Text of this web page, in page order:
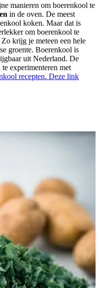
manieren om boerenkool te
in de oven. De meest
koken. Maar dat is
om boerenkool te
krijg je meteen een hele
groente. Boerenkool is
uit Nederland. De
experimenteren met
recepten. Deze link